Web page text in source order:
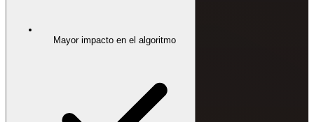
Mayor impacto en el algoritmo